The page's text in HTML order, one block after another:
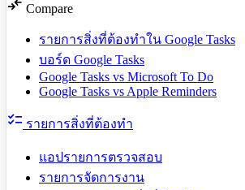
compare_arrows Compare
รายการสิ่งที่ต้องทำใน Google Tasks
บอร์ด Google Tasks
Google Tasks vs Microsoft To Do
Google Tasks vs Apple Reminders
checklist รายการสิ่งที่ต้องทำ
แอปรายการตรวจสอบ
รายการจัดการงาน